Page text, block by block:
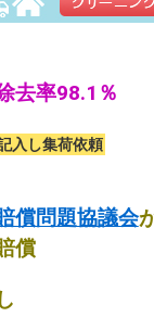
去率98.1％
入し集荷依頼
償問題協議会
償